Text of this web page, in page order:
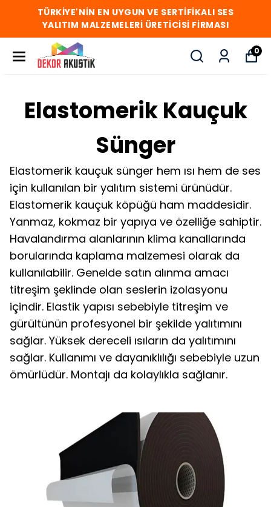
TÜRKİYE'NİN EN UYGUN VE SERTİFİKALI SES
YALITIM MALZEMELERİ ÜRETİCİSİ FİRMASI
0
Elastomerik Kauçuk
Sünger
Elastomerik kauçuk sünger hem ısı hem de ses
için kullanılan bir yalıtım sistemi ürünüdür.
Elastomerik kauçuk köpüğü ham maddesidir.
Yanmaz, kokmaz bir yapıya ve özelliğe sahiptir.
Havalandırma alanlarının klima kanallarında
borularında kaplama malzemesi olarak da
kullanılabilir. Genelde satın alınma amacı
titreşim şeklinde olan seslerin izolasyonu
içindir. Elastik yapısı sebebiyle titreşim ve
gürültünün profesyonel bir şekilde yalıtımını
sağlar. Yüksek dereceli ısıların da yalıtımını
sağlar. Kullanımı ve dayanıklılığı sebebiyle uzun
ömürlüdür. Montajı da kolaylıkla sağlanır.